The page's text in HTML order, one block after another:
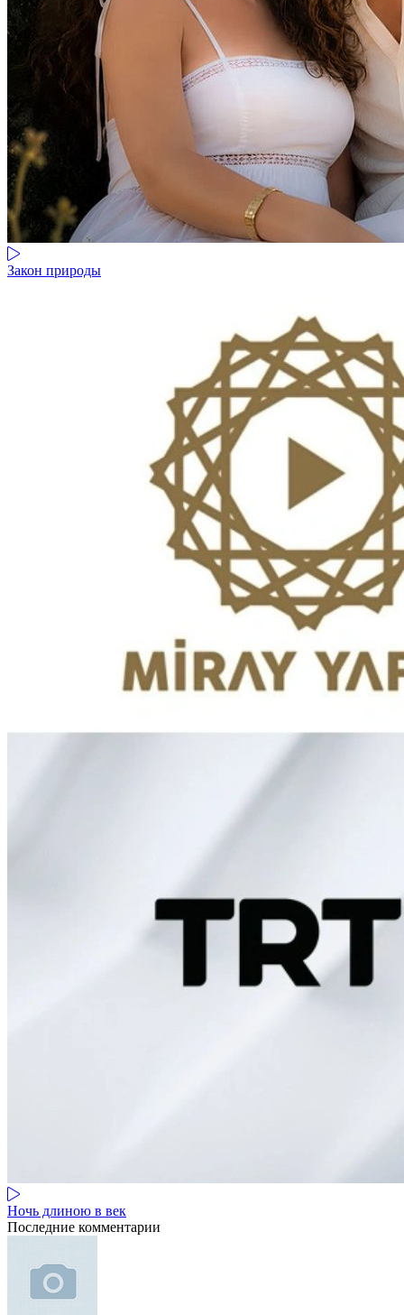
Закон природы
Ночь длиною в век
Последние комментарии